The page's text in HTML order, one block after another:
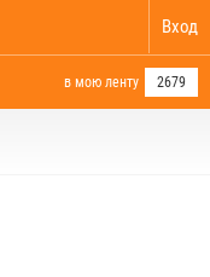
Вход
в мою ленту 2679